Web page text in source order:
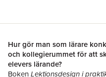
Hur gör man som lärare
och kollegierummet för att
elevers lärande?
BokenLektionsdesign i